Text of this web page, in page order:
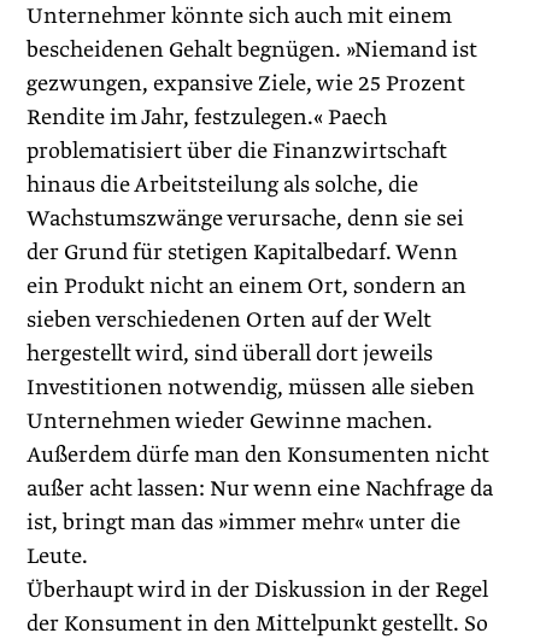
Unternehmer könnte sich auch mit einem
bescheidenen Gehalt begnügen. »Niemand ist
gezwungen, expansive Ziele, wie 25 Prozent
Rendite im Jahr, festzulegen.« Paech
problematisiert über die Finanzwirtschaft
hinaus die Arbeitsteilung als solche, die
Wachstumszwänge verursache, denn sie sei
der Grund für stetigen Kapitalbedarf. Wenn
ein Produkt nicht an einem Ort, sondern an
sieben verschiedenen Orten auf der Welt
hergestellt wird, sind überall dort jeweils
Investitionen notwendig, müssen alle sieben
Unternehmen wieder Gewinne machen.
Außerdem dürfe man den Konsumenten nicht
außer acht lassen: Nur wenn eine Nachfrage da
ist, bringt man das »immer mehr« unter die
Leute.
Überhaupt wird in der Diskussion in der Regel
der Konsument in den Mittelpunkt gestellt. So